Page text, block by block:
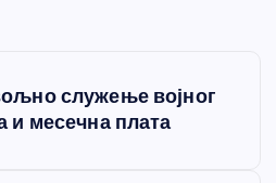
служење војног
и месечна плата